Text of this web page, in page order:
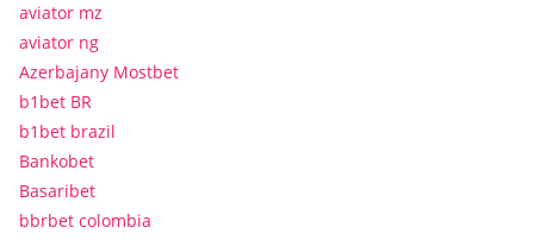
aviator mz
aviator ng
Azerbajany Mostbet
b1bet BR
b1bet brazil
Bankobet
Basaribet
bbrbet colombia